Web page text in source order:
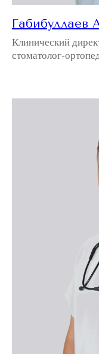
Габибуллаев
Клинический
стоматолог-